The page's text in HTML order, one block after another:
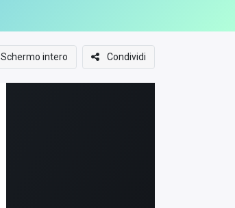
Schermo intero Condividi